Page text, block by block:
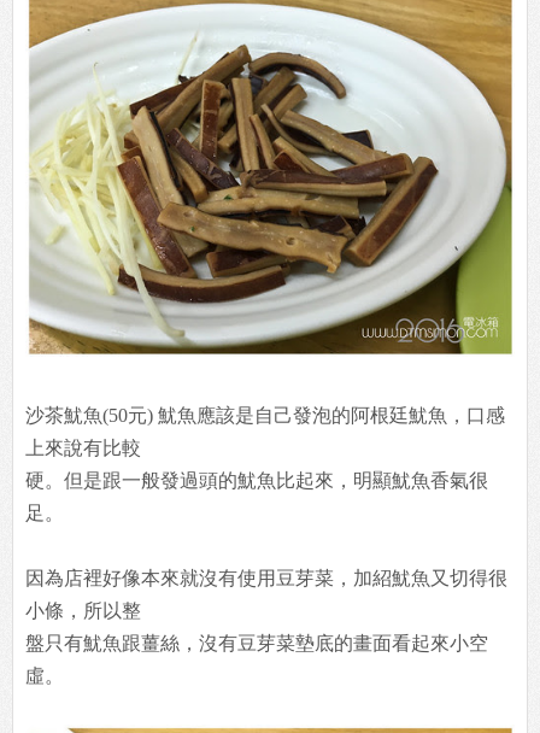
沙茶魷魚(50元) 魷魚應該是自己發泡的阿根廷魷魚，口感
上來說有比較
硬。但是跟一般發過頭的魷魚比起來，明顯魷魚香氣很
足。
因為店裡好像本來就沒有使用豆芽菜，加紹魷魚又切得很
小條，所以整
盤只有魷魚跟薑絲，沒有豆芽菜墊底的畫面看起來小空
虛。